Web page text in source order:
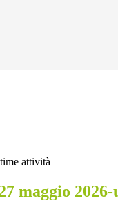
attività
maggio 2026-